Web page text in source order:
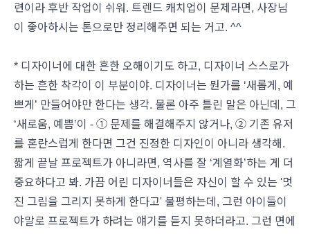
련이라 후반 작업이 쉬워. 트렌드 캐치업이 문제라면, 사장님
이 좋아하시는 톤으로만 정리해주면 되는 거고. ^^
* 디자이너에 대한 흔한 오해이기도 하고, 디자이너 스스로가
하는 흔한 착각이 이 부분이야. 디자이너는 뭔가를 ‘새롭게, 예
쁘게’ 만들어야만 한다는 생각. 물론 아주 틀린 말은 아닌데, 그
‘새로움, 예쁨’이 - ① 문제를 해결해주지 않거나, ② 기존 유저
를 혼란스럽게 한다면 그건 진정한 디자인이 아니라 생각해.
짧게 끝날 프로젝트가 아니라면, 역사를 잘 ‘계열화’하는 게 더
중요하다고 봐. 가끔 어린 디자이너들은 자신이 할 수 있는 '멋
진 그림을 그리지 못하게 한다고' 불평하는데, 그런 아이들이
야말로 프로젝트가 하려는 얘기를 듣지 못하더라고. 그런 면에